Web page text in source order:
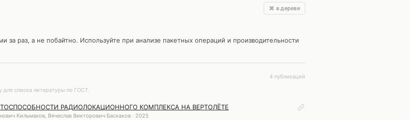
⌘ в дереве
раз, а не побайтно. Используйте при анализе пакетных операций и производительности
4 публикаций
списка литературы по ГОСТ.
РАДИОЛОКАЦИОННОГО КОМПЛЕКСА НА ВЕРТОЛЁТЕ
Кильмаков, Вячеслав Викторович Баскаков · 2025